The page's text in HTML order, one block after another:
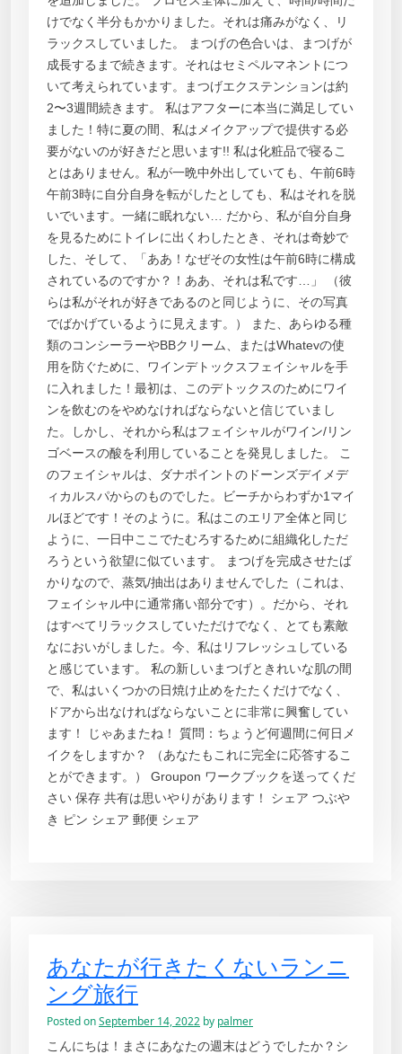
けでなく半分もかかりました。それは痛みがなく、リ
ラックスしていました。 まつげの色合いは、まつげが
成長するまで続きます。それはセミペルマネントにつ
いて考えられています。まつげエクステンションは約
2〜3週間続きます。 私はアフターに本当に満足してい
ました！特に夏の間、私はメイクアップで提供する必
要がないのが好きだと思います!! 私は化粧品で寝るこ
とはありません。私が一晩中外出していても、午前6時
午前3時に自分自身を転がしたとしても、私はそれを脱
いでいます。一緒に眠れない… だから、私が自分自身
を見るためにトイレに出くわしたとき、それは奇妙で
した、そして、「ああ！なぜその女性は午前6時に構成
されているのですか？！ああ、それは私です…」 （彼
らは私がそれが好きであるのと同じように、その写真
でばかげているように見えます。） また、あらゆる種
類のコンシーラーやBBクリーム、またはWhatevの使
用を防ぐために、ワインデトックスフェイシャルを手
に入れました！最初は、このデトックスのためにワイ
ンを飲むのをやめなければならないと信じていまし
た。しかし、それから私はフェイシャルがワイン/リン
ゴベースの酸を利用していることを発見しました。 こ
のフェイシャルは、ダナポイントのドーンズデイメデ
ィカルスパからのものでした。ビーチからわずか1マイ
ルほどです！そのように。私はこのエリア全体と同じ
ように、一日中ここでたむろするために組織化しただ
ろうという欲望に似ています。 まつげを完成させたば
かりなので、蒸気/抽出はありませんでした（これは、
フェイシャル中に通常痛い部分です）。だから、それ
はすべてリラックスしていただけでなく、とても素敵
なにおいがしました。今、私はリフレッシュしている
と感じています。 私の新しいまつげときれいな肌の間
で、私はいくつかの日焼け止めをたたくだけでなく、
ドアから出なければならないことに非常に興奮してい
ます！ じゃあまたね！ 質問：ちょうど何週間に何日メ
イクをしますか？ （あなたもこれに完全に応答するこ
とができます。） Groupon ワークブックを送ってくだ
さい 保存 共有は思いやりがあります！ シェア つぶや
き ピン シェア 郵便 シェア
あなたが行きたくないランニ
ング旅行
Posted onSeptember 14, 2022 by palmer
こんにちは！まさにあなたの週末はどうでしたか？シ